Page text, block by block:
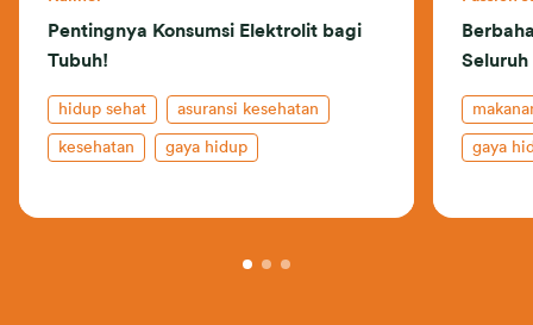
Pentingnya Konsumsi Elektrolit bagi
Tubuh!
hidup sehat asuransi kesehatan
kesehatan gaya hidup
Seluruh
gaya